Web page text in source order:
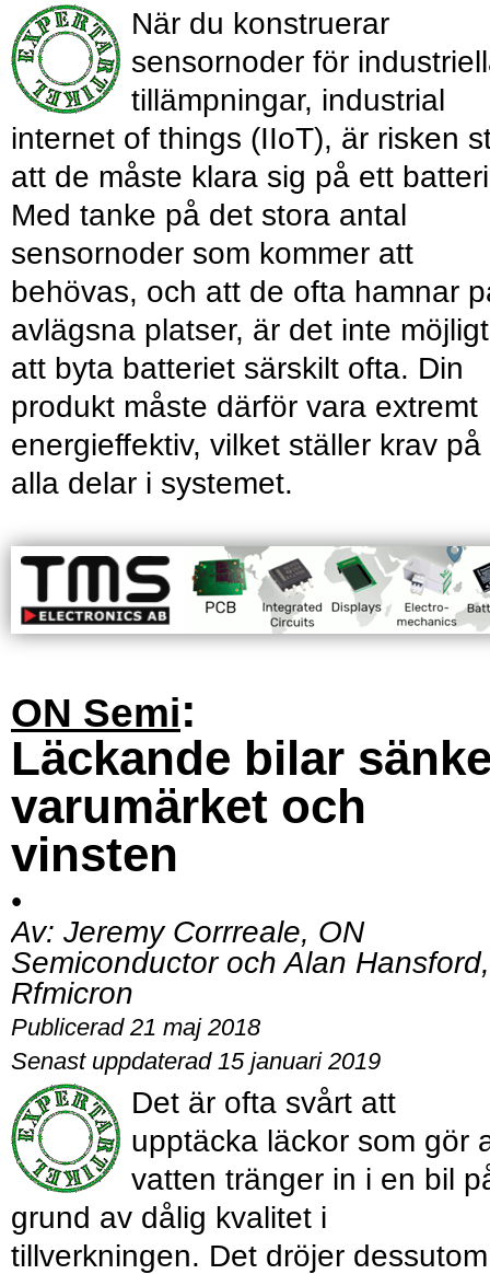
När du konstruerar
sensornoder för
tillämpningar, industrial
internet of things (IIoT), är risken
att de måste klara sig på ett
Med tanke på det stora antal
sensornoder som kommer att
behövas, och att de ofta hamnar
avlägsna platser, är det inte möjligt
att byta batteriet särskilt ofta. Din
produkt måste därför vara extremt
energieffektiv, vilket ställer krav på
alla delar i systemet.
ON Semi:
Läckande bilar
varumärket och
vinsten
•
Av: Jeremy Corrreale, ON
Semiconductor och Alan Hansford,
Rfmicron
Publicerad 21 maj 2018
Senast uppdaterad 15 januari 2019
Det är ofta svårt att
upptäcka läckor som gör
vatten tränger in i en bil
grund av dålig kvalitet i
tillverkningen. Det dröjer dessutom